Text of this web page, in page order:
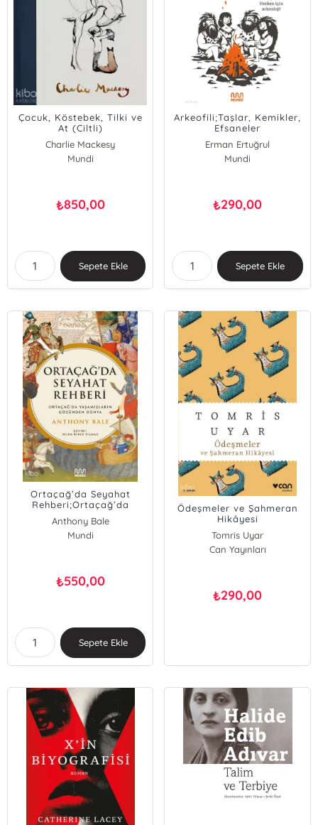
Çocuk, Köstebek, Tilki ve
At (Ciltli)
Charlie Mackesy
Mundi
₺850,00
Sepete Ekle
Arkeofili;Taşlar, Kemikler,
Efsaneler
Erman Ertuğrul
Mundi
₺290,00
Sepete Ekle
Ortaçağ’da Seyahat
Rehberi;Ortaçağ’da
Yaşamışların Gözünden
Dünya
Anthony Bale
Mundi
₺550,00
Sepete Ekle
Ödeşmeler ve Şahmeran
Hikâyesi
Tomris Uyar
Can Yayınları
₺290,00